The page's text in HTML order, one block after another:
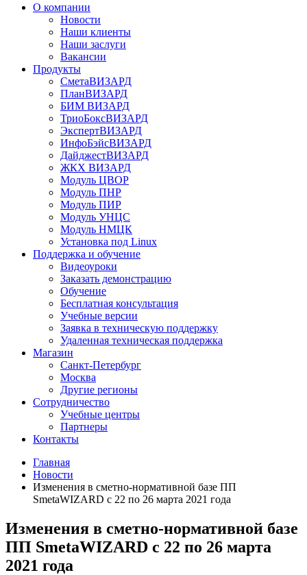
О компании
Новости
Наши клиенты
Наши заслуги
Вакансии
Продукты
СметаВИЗАРД
ПланВИЗАРД
БИМ ВИЗАРД
ТриоБоксВИЗАРД
ЭкспертВИЗАРД
ИнфоБэйсВИЗАРД
ДайджестВИЗАРД
ЖКХ ВИЗАРД
Модуль ЦВОР
Модуль ПНР
Модуль ПИР
Модуль УНЦС
Модуль НМЦК
Установка под Linux
Поддержка и обучение
Видеоуроки
Заказать демонстрацию
Обучение
Бесплатная консультация
Учебные версии
Заявка в техническую поддержку
Удаленная техническая поддержка
Магазин
Санкт-Петербург
Москва
Другие регионы
Сотрудничество
Учебные центры
Партнеры
Контакты
Главная
Новости
Изменения в сметно-нормативной базе ПП
SmetaWIZARD с 22 по 26 марта 2021 года
Изменения в сметно-нормативной базе
ПП SmetaWIZARD с 22 по 26 марта
2021 года